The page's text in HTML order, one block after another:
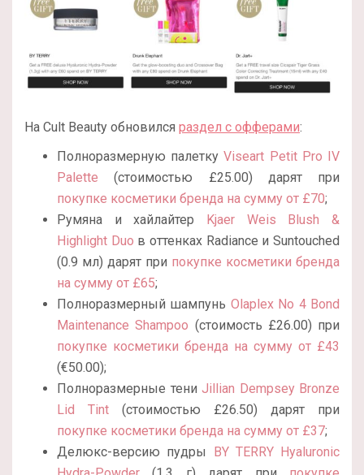
На Cult Beauty обновился раздел с офферами:
Полноразмерную палеткуViseart Petit Pro IV
Palette (стоимостью £25.00) дарят при
покупке косметики бренда на сумму от £70;
Румяна и хайлайтер Kjaer Weis Blush &
Highlight Duo в оттенках Radiance и Suntouched
(0.9 мл) дарят при покупке косметики бренда
на сумму от £65;
Полноразмерный шампунь Olaplex No 4 Bond
Maintenance Shampoo (стоимость £26.00) при
покупке косметики бренда на сумму от £43
(€50.00);
Полноразмерные тени Jillian Dempsey Bronze
Lid Tint (стоимостью £26.50) дарят при
покупке косметики бренда на сумму от £37;
Делюкс-версию пудры BY TERRY Hyaluronic